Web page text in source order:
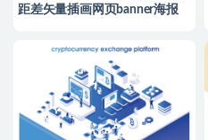
距差矢量插画网页banner海报